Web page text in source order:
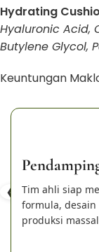
Hydrating
Hyaluronic Acid,
Butylene Glycol,
Keuntungan
❮
Tim ahli siap
formula,
produksi